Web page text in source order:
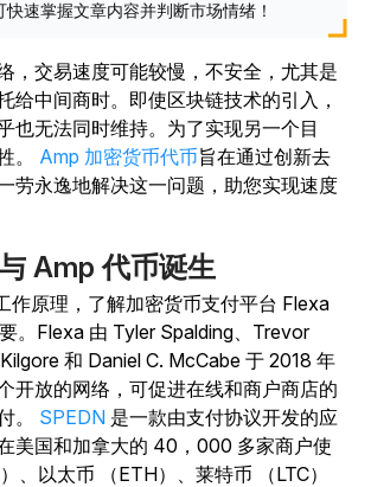
速掌握文章内容并判断市场情绪！
，交易速度可能较慢，不安全，尤其是
给中间商时。即使区块链技术的引入，
也无法同时维持。 为了实现另一个目
。 Amp 加密货币代币旨在通过创新去
劳永逸地解决这一问题，助您实现速度
Amp 代币诞生
作原理，了解加密货币支付平台 Flexa
。 Flexa 由 Tyler Spalding、Trevor
和 Daniel C. McCabe 于 2018 年
开放的网络，可促进在线和商户商店的
。 SPEDN 是一款由支付协议开发的应
美国和加拿大的 40，000 多家商户使
、以太币 （ETH）、莱特币 （LTC）